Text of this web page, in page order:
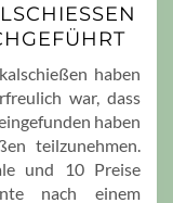
2
haben
war, dass
haben
teilzunehmen.
und 10 Preise
nach einem